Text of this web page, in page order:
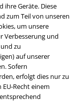
Geräte. Diese
zum Teil von unseren
um unsere
Verbesserung und
zu
auf unserer
Sofern
erfolgt dies nur zu
Recht einem